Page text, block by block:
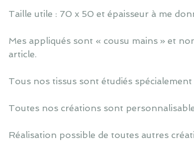
Taille utile : 70 x 50 et épaisseur à me
Mes appliqués sont « cousu mains » et
article.
Tous nos tissus sont étudiés
Toutes nos créations sont
Réalisation possible de toutes autres